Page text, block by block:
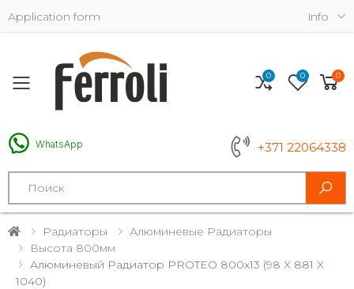
Application form Info
Toggle mobile menu
WhatsApp +371 22064338
Search
0 0 0
Радиаторы
Алюминевые Радиаторы
Высота 800мм
Алюминевый Радиатор PROTEO 800x13 (98 X 881 X
1040)